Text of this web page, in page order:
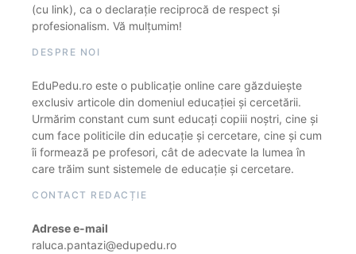
(cu link), ca o declarație reciprocă de respect și
profesionalism. Vă mulțumim!
DESPRE NOI
EduPedu.ro este o publicație online care găzduiește
exclusiv articole din domeniul educației și cercetării.
Urmărim constant cum sunt educați copiii noștri, cine și
cum face politicile din educație și cercetare, cine și cum
îi formează pe profesori, cât de adecvate la lumea în
care trăim sunt sistemele de educație și cercetare.
CONTACT REDACȚIE
Adrese e-mail
raluca.pantazi@edupedu.ro